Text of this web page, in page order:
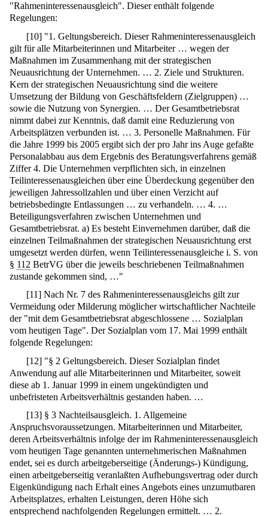
"Rahmeninteressenausgleich". Dieser enthält folgende
Regelungen:
[10] "1. Geltungsbereich. Dieser Rahmeninteressenausgleich
gilt für alle Mitarbeiterinnen und Mitarbeiter … wegen der
Maßnahmen im Zusammenhang mit der strategischen
Neuausrichtung der Unternehmen. … 2. Ziele und Strukturen.
Kern der strategischen Neuausrichtung sind die weitere
Umsetzung der Bildung von Geschäftsfeldern (Zielgruppen) …
sowie die Nutzung von Synergien. … Der Gesamtbetriebsrat
nimmt dabei zur Kenntnis, daß damit eine Reduzierung von
Arbeitsplätzen verbunden ist. … 3. Personelle Maßnahmen. Für
die Jahre 1999 bis 2005 ergibt sich der pro Jahr ins Auge gefaßte
Personalabbau aus dem Ergebnis des Beratungsverfahrens gemäß
Ziffer 4. Die Unternehmen verpflichten sich, in einzelnen
Teilinteressenausgleichen über eine Überdeckung gegenüber den
jeweiligen Jahressollzahlen und über einen Verzicht auf
betriebsbedingte Entlassungen … zu verhandeln. … 4. …
Beteiligungsverfahren zwischen Unternehmen und
Gesamtbetriebsrat. a) Es besteht Einvernehmen darüber, daß die
einzelnen Teilmaßnahmen der strategischen Neuausrichtung erst
umgesetzt werden dürfen, wenn Teilinteressenausgleiche i. S. von
§ 112 BetrVG über die jeweils beschriebenen Teilmaßnahmen
zustande gekommen sind, …"
[11] Nach Nr. 7 des Rahmeninteressenausgleichs gilt zur
Vermeidung oder Milderung möglicher wirtschaftlicher Nachteile
der "mit dem Gesamtbetriebsrat abgeschlossene … Sozialplan
vom heutigen Tage". Der Sozialplan vom 17. Mai 1999 enthält
folgende Regelungen:
[12] "§ 2 Geltungsbereich. Dieser Sozialplan findet
Anwendung auf alle Mitarbeiterinnen und Mitarbeiter, soweit
diese ab 1. Januar 1999 in einem ungekündigten und
unbefristeten Arbeitsverhältnis gestanden haben. …
[13] § 3 Nachteilsausgleich. 1. Allgemeine
Anspruchsvoraussetzungen. Mitarbeiterinnen und Mitarbeiter,
deren Arbeitsverhältnis infolge der im Rahmeninteressenausgleich
vom heutigen Tage genannten unternehmerischen Maßnahmen
endet, sei es durch arbeitgeberseitige (Änderungs-) Kündigung,
einen arbeitgeberseitig veranlaßten Aufhebungsvertrag oder durch
Eigenkündigung nach Erhalt eines Angebots eines unzumutbaren
Arbeitsplatzes, erhalten Leistungen, deren Höhe sich
entsprechend nachfolgenden Regelungen ermittelt. … 2.